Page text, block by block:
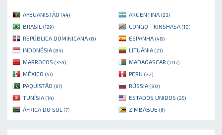
AFEGANISTÃO (44) ARGENTINA (23)
BRASIL (129) CONGO - KINSHASA (18)
REPÚBLICA DOMINICANA (8) ESPANHA (48)
INDONÉSIA (84) LITUÂNIA (21)
MARROCOS (354) MADAGASCAR (1717)
MÉXICO (51) PERU (32)
PAQUISTÃO (67) RÚSSIA (80)
TUNÍSIA (14) ESTADOS UNIDOS (25)
ÁFRICA DO SUL (7) ZIMBÁBUE (6)